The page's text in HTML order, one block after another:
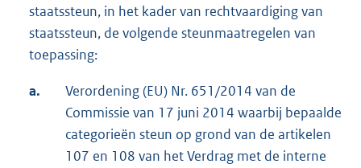
staatssteun, in het kader van rechtvaardiging van
staatssteun, de volgende steunmaatregelen van
toepassing:
a.
Verordening (EU) Nr. 651/2014 van de
Commissie van 17 juni 2014 waarbij bepaalde
categorieën steun op grond van de artikelen
107 en 108 van het Verdrag met de interne